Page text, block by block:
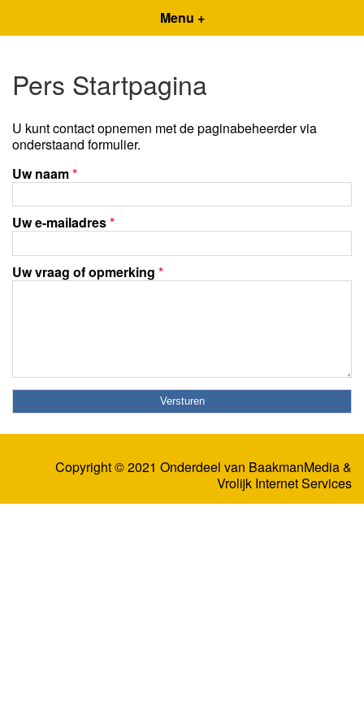
Menu +
Pers Startpagina
U kunt contact opnemen met de paginabeheerder via
onderstaand formulier.
Uw naam*
Uw e-mailadres*
Uw vraag of opmerking *
Copyright © 2021 Onderdeel van BaakmanMedia&
Vrolijk Internet Services